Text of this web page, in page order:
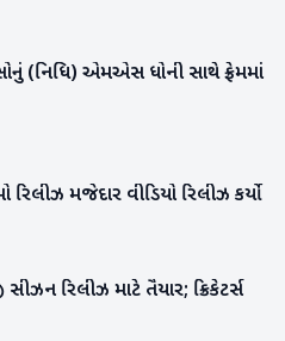
(નિધિ) એમએસ ધોની સાથે ફ્રેમમાં
રિલીઝ મજેદાર વીડિયો રિલીઝ કર્યો
સીઝન રિલીઝ માટે તૈયાર; ક્રિકેટર્સ